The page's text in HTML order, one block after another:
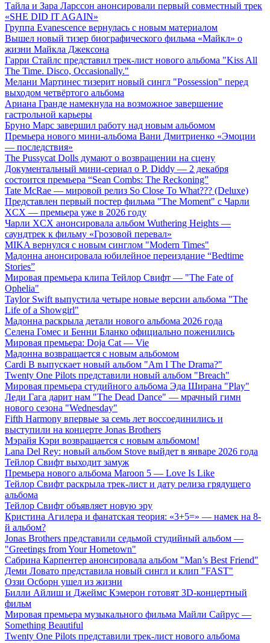
Тайла и Зара Ларссон анонсировали первый совместный трек
«SHE DID IT AGAIN»
Группа Evanescence вернулась с новым материалом
Вышел новый тизер биографического фильма «Майкл» о
жизни Майкла Джексона
Гарри Стайлс представил трек-лист нового альбома "Kiss All
The Time. Disco, Occasionally."
Мелани Мартинес тизерит новый сингл "Possession" перед
выходом четвёртого альбома
Ариана Гранде намекнула на возможное завершение
гастрольной карьеры
Бруно Марс завершил работу над новым альбомом
Премьера нового мини-альбома Вани Дмитриенко «Эмоции
— последствия»
The Pussycat Dolls думают о возвращении на сцену
Документальный мини-сериал о P. Diddy — 2 декабря
состоится премьера “Sean Combs: The Reckoning”
Tate McRae — мировой релиз So Close To What??? (Deluxe)
Представлен первый постер фильма "The Moment" с Чарли
XCX — премьера уже в 2026 году
Чарли XCX анонсировала альбом Wuthering Heights —
саундтрек к фильму «Грозовой перевал»
MIKA вернулся с новым синглом "Modern Times"
Мадонна анонсировала юбилейное переиздание “Bedtime
Stories”
Мировая премьера клипа Тейлор Свифт — "The Fate of
Ophelia"
Taylor Swift выпустила четыре новые версии альбома "The
Life of a Showgirl"
Мадонна раскрыла детали нового альбома 2026 года
Селена Гомес и Бенни Бланко официально поженились
Мировая премьера: Doja Cat — Vie
Мадонна возвращается с новым альбомом
Cardi B выпускает новый альбом "Am I The Drama?"
Twenty One Pilots представили новый альбом "Breach"
Мировая премьера студийного альбома Эда Ширана "Play"
Леди Гага дарит нам "The Dead Dance" — мрачный гимн
нового сезона "Wednesday"
Fifth Harmony впервые за семь лет воссоединились и
выступили на концерте Jonas Brothers
Мэрайя Кэри возвращается с новым альбомом!
Lana Del Rey: новый альбом Stove выйдет в январе 2026 года
Тейлор Свифт выходит замуж
Премьера нового альбома Maroon 5 — Love Is Like
Тейлор Свифт раскрыла трек-лист и дату релиза грядущего
альбома
Тейлор Свифт объявляет новую эру
Кристина Агилера и фанатская теория: «3+5=» — намек на 8-
й альбом?
Jonas Brothers представили седьмой студийный альбом —
"Greetings from Your Hometown"
Сабрина Карпентер анонсировала альбом "Man’s Best Friend"
Деми Ловато представила новый сингл и клип "FAST"
Оззи Осборн ушел из жизни
Билли Айлиш и Джеймс Кэмерон готовят 3D-концертный
фильм
Мировая премьера музыкального фильма Майли Сайрус —
Something Beautiful
Twenty One Pilots представили трек-лист нового альбома